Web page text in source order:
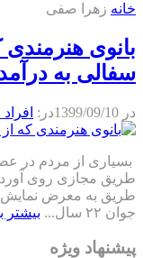
خانه زهرا صفی
بانوی
سفالی به
در 1399/09/10در:
بسیاری از مردم در
طریق مجازی روی
طریق به معرض نمایش
جوان ۲۲ سال...
بیشتر
پیشنهاد ویژه